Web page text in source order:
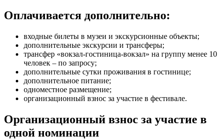
Оплачивается дополнительно:
входные билеты в музеи и экскурсионные объекты;
дополнительные экскурсии и трансферы;
трансфер «вокзал-гостиница-вокзал» на группу менее 10
человек – по запросу;
дополнительные сутки проживания в гостинице;
дополнительное питание;
одноместное размещение;
организационный взнос за участие в фестивале.
Организационный взнос за участие в
одной номинации